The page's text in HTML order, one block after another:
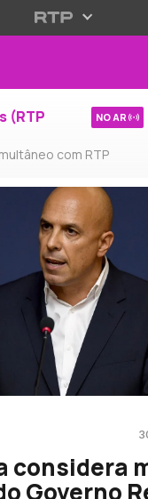
(RTP
com RTP
NO AR
considera
Governo